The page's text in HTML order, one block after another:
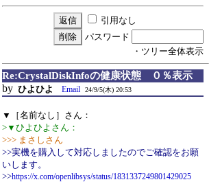
引用なし
パスワード
・ツリー全体表示
Re:CrystalDiskInfoの健康状態 ０％表示
by ひよひよ Email 24/9/5(木) 20:53
▼［名前なし］さん：
>▼ひよひよさん：
>>> まさしさん
>>実機を購入して対応しましたのでご確認をお願
いします。
>>https://x.com/openlibsys/status/1831337249801429025